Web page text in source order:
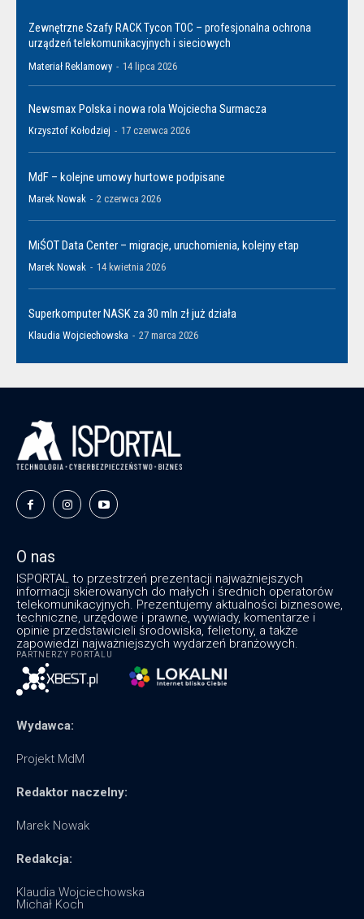
Zewnętrzne Szafy RACK Tycon TOC – profesjonalna ochrona
urządzeń telekomunikacyjnych i sieciowych
Materiał Reklamowy - 14 lipca 2026
Newsmax Polska i nowa rola Wojciecha Surmacza
Krzysztof Kołodziej - 17 czerwca 2026
MdF – kolejne umowy hurtowe podpisane
Marek Nowak - 2 czerwca 2026
MiŚOT Data Center – migracje, uruchomienia, kolejny etap
Marek Nowak - 14 kwietnia 2026
Superkomputer NASK za 30 mln zł już działa
Klaudia Wojciechowska - 27 marca 2026
O nas
ISPORTAL to przestrzeń prezentacji najważniejszych
informacji skierowanych do małych i średnich operatorów
telekomunikacyjnych. Prezentujemy aktualności biznesowe,
techniczne, urzędowe i prawne, wywiady, komentarze i
opinie przedstawicieli środowiska, felietony, a także
zapowiedzi najważniejszych wydarzeń branżowych.
PARTNERZY PORTALU
Wydawca:
Projekt MdM
Redaktor naczelny:
Marek Nowak
Redakcja:
Klaudia Wojciechowska
Michał Koch